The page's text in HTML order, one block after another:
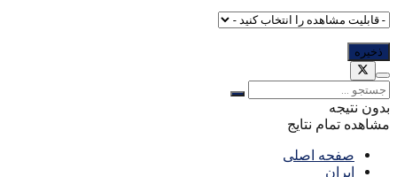
بدون نتیجه
مشاهده تمام نتایج
صفحه اصلی
ایران